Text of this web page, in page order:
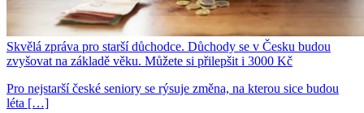
Skvělá zpráva pro starší důchodce. Důchody se v Česku budou
zvyšovat na základě věku. Můžete si přilepšit i 3000 Kč
Pro nejstarší české seniory se rýsuje změna, na kterou sice budou
léta […]